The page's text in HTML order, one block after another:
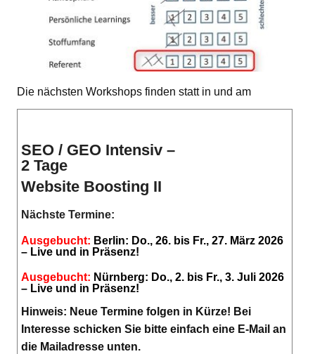
Die nächsten Workshops finden statt in und am
SEO / GEO Intensiv –
2 Tage
Website Boosting II
Nächste Termine:
Ausgebucht: Berlin: Do., 26. bis Fr., 27. März 2026
– Live und in Präsenz!
Ausgebucht: Nürnberg: Do., 2. bis Fr., 3. Juli 2026
– Live und in Präsenz!
Hinweis: Neue Termine folgen in Kürze! Bei
Interesse schicken Sie bitte einfach eine E-Mail an
die Mailadresse unten.